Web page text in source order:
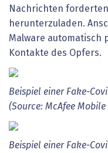
Nachrichten
herunterzuladen.
Malware automatisch
Kontakte des Opfers.
Beispiel einer Fake-
(Source: McAfee
Beispiel einer Fake-